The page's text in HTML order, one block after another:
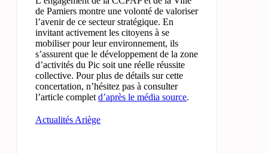
de Pamiers montre une volonté de valoriser
l’avenir de ce secteur stratégique. En
invitant activement les citoyens à se
mobiliser pour leur environnement, ils
s’assurent que le développement de la zone
d’activités du Pic soit une réelle réussite
collective. Pour plus de détails sur cette
concertation, n’hésitez pas à consulter
l’article complet d’après le média source.
Actualités Ariège